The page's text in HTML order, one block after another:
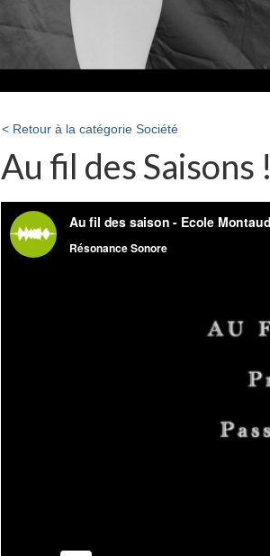
< Retour à la catégorie Société
Au fil des Saisons !